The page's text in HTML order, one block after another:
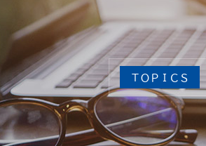
ＴＯＰＩＣＳ